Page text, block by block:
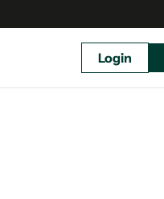
Login